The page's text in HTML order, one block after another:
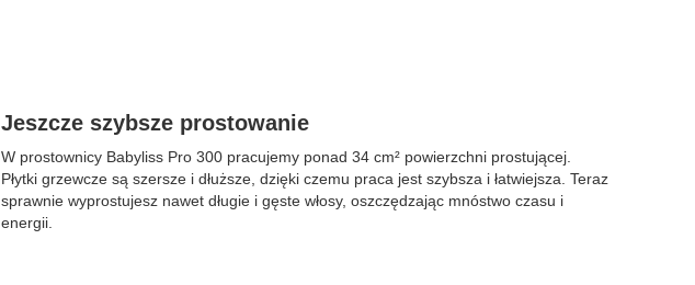
Jeszcze szybsze prostowanie
W prostownicy Babyliss Pro 300 pracujemy ponad 34 cm² powierzchni prostującej.
Płytki grzewcze są szersze i dłuższe, dzięki czemu praca jest szybsza i łatwiejsza. Teraz
sprawnie wyprostujesz nawet długie i gęste włosy, oszczędzając mnóstwo czasu i
energii.